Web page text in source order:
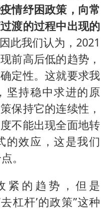
情纾困政策，向常
渡的过程中出现的
因此我们认为，2021
前高后低的趋势，
定性。这就要求我
坚持稳中求进的原
保持它的连续性，
不能出现全面地转
的效应，这是我们
。
紧的趋势，但是
杠杆’的政策”这种